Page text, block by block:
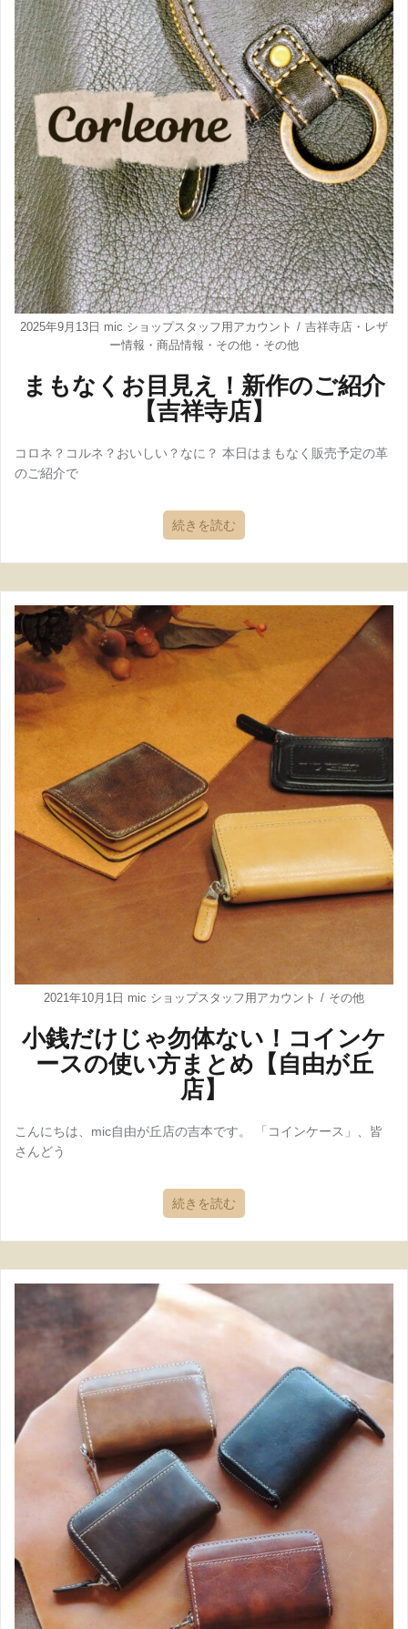
2025年9月13日 mic ショップスタッフ用アカウント 吉祥寺店 ・ レザ
ー情報 ・ 商品情報 ・ その他 ・ その他
まもなくお目見え！新作のご紹介
【吉祥寺店】
コロネ？コルネ？おいしい？なに？ 本日はまもなく販売予定の革
のご紹介で
続きを読む
2021年10月1日 mic ショップスタッフ用アカウント その他
小銭だけじゃ勿体ない！コインケ
ースの使い方まとめ【自由が丘
店】
こんにちは、mic自由が丘店の吉本です。 「コインケース」、皆
さんどう
続きを読む